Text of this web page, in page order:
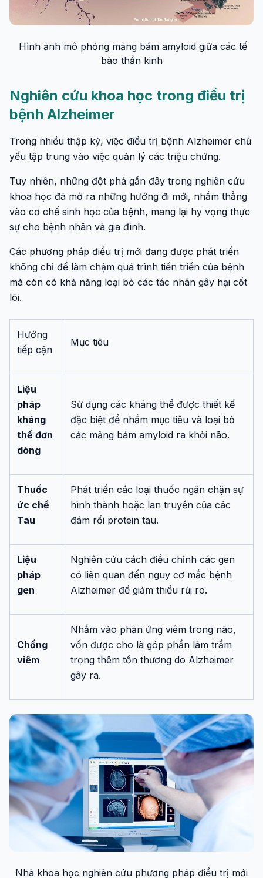
Hình ảnh mô phỏng mảng bám amyloid giữa các tế
bào thần kinh
Nghiên cứu khoa học trong điều trị
bệnh Alzheimer
Trong nhiều thập kỷ, việc điều trị bệnh Alzheimer chủ
yếu tập trung vào việc quản lý các triệu chứng.
Tuy nhiên, những đột phá gần đây trong nghiên cứu
khoa học đã mở ra những hướng đi mới, nhắm thẳng
vào cơ chế sinh học của bệnh, mang lại hy vọng thực
sự cho bệnh nhân và gia đình.
Các phương pháp điều trị mới đang được phát triển
không chỉ để làm chậm quá trình tiến triển của bệnh
mà còn có khả năng loại bỏ các tác nhân gây hại cốt
lõi.
Hướng
tiếp cận
Mục tiêu
Liệu
pháp
kháng
thể đơn
dòng
Sử dụng các kháng thể được thiết kế
đặc biệt để nhắm mục tiêu và loại bỏ
các mảng bám amyloid ra khỏi não.
Thuốc
ức chế
Tau
Phát triển các loại thuốc ngăn chặn sự
hình thành hoặc lan truyền của các
đám rối protein tau.
Liệu
pháp
gen
Nghiên cứu cách điều chỉnh các gen
có liên quan đến nguy cơ mắc bệnh
Alzheimer để giảm thiểu rủi ro.
Chống
viêm
Nhắm vào phản ứng viêm trong não,
vốn được cho là góp phần làm trầm
trọng thêm tổn thương do Alzheimer
gây ra.
Nhà khoa học nghiên cứu phương pháp điều trị mới